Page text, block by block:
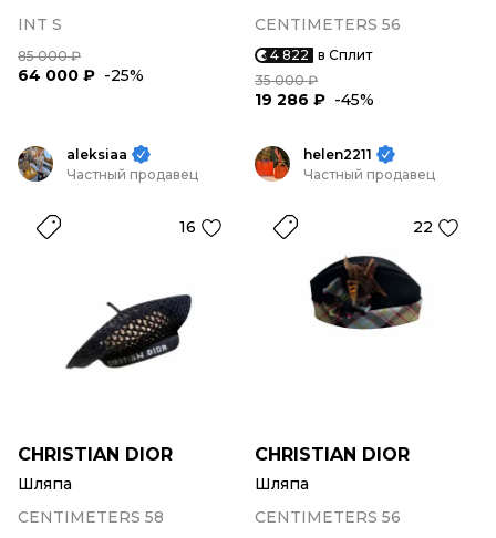
INT S
85 000 ₽
64 000 ₽ -25%
CENTIMETERS 56
4 822 в Сплит
35 000 ₽
19 286 ₽ -45%
aleksiaa
Частный продавец
16
CHRISTIAN DIOR
Шляпа
CENTIMETERS 58
helen2211
Частный продавец
22
CHRISTIAN DIOR
Шляпа
CENTIMETERS 56